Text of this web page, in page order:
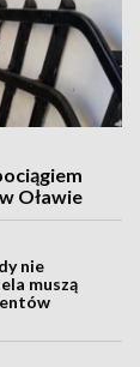
Oławie
nie
muszą